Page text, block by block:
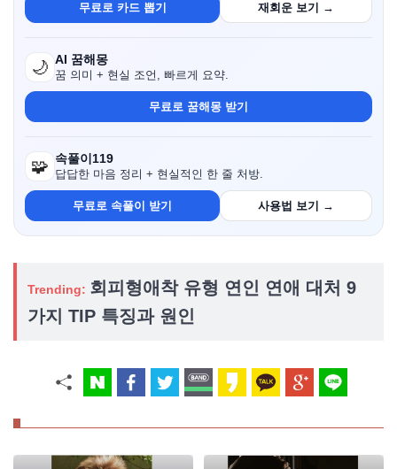
무료로 카드 뽑기 재회운 보기 →
🌙 AI 꿈해몽
꿈 의미 + 현실 조언, 빠르게 요약.
무료로 꿈해몽 받기
🧩 속풀이119
답답한 마음 정리 + 현실적인 한 줄 처방.
무료로 속풀이 받기 사용법 보기 →
Trending: 회피형애착 유형 연인 연애 대처 9
가지 TIP 특징과 원인